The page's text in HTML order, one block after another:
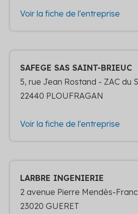
Voir la fiche de l'entreprise
SAFEGE SAS SAINT-BRIEUC
5, rue Jean Rostand - ZAC du
22440 PLOUFRAGAN
Voir la fiche de l'entreprise
LARBRE INGENIERIE
2 avenue Pierre Mendès-
23020 GUERET